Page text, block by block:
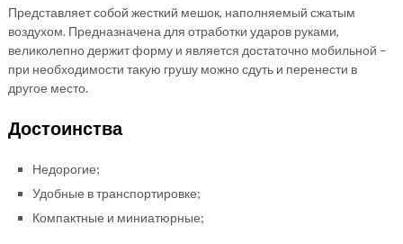
Представляет собой жесткий мешок, наполняемый сжатым
воздухом. Предназначена для отработки ударов руками,
великолепно держит форму и является достаточно мобильной –
при необходимости такую грушу можно сдуть и перенести в
другое место.
Достоинства
Недорогие;
Удобные в транспортировке;
Компактные и миниатюрные;